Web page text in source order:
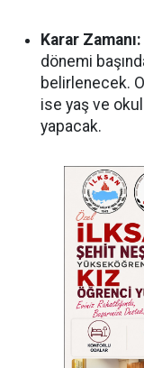
Karar Zamanı:
dönemi
belirlenecek.
ise yaş ve
yapacak.